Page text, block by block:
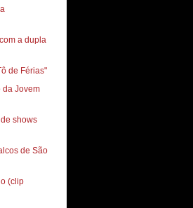
a dupla
de Férias"
da Jovem
shows
de São
(clip